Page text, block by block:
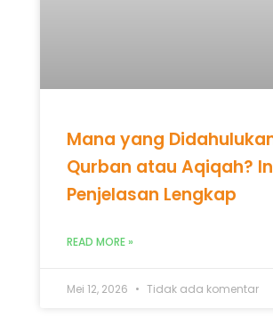
Mana yang
Qurban atau Aqiqah?
Penjelasan Lengkap
READ MORE »
Mei 12, 2026 Tidak ada komentar